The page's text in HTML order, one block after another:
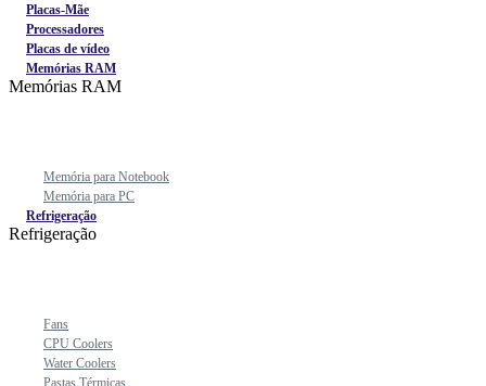
Placas-Mãe
Processadores
Placas de vídeo
Memórias RAM
Memórias RAM
Memória para Notebook
Memória para PC
Refrigeração
Refrigeração
Fans
CPU Coolers
Water Coolers
Pastas Térmicas